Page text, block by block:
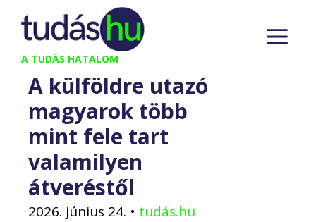
Kilépés
tartalomba
A TUDÁS HATALOM
A külföldre utazó
magyarok több
mint fele tart
valamilyen
átveréstől
2026. június 24. • tudás.hu